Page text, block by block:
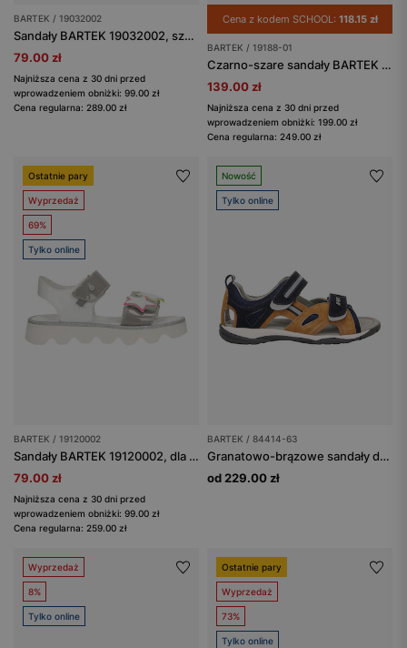
BARTEK / 19032002
Sandały BARTEK 19032002, szaro-niebieski
79.00 zł
Najniższa cena z 30 dni przed
wprowadzeniem obniżki: 99.00 zł
Cena regularna: 289.00 zł
Cena z kodem SCHOOL: 118.15 zł
BARTEK / 19188-01
Czarno-szare sandały BARTEK z zielonymi wstawkami 19188-01
139.00 zł
Najniższa cena z 30 dni przed
wprowadzeniem obniżki: 199.00 zł
Cena regularna: 249.00 zł
Ostatnie pary
Wyprzedaż
69%
Tylko online
BARTEK / 19120002
Sandały BARTEK 19120002, dla dziewcząt, szaro-biały
79.00 zł
Najniższa cena z 30 dni przed
wprowadzeniem obniżki: 99.00 zł
Cena regularna: 259.00 zł
Nowość
Tylko online
BARTEK / 84414-63
Granatowo-brązowe sandały dziecięce z naturalnej skóry BARTEK 84414-63
od 229.00 zł
Wyprzedaż
8%
Tylko online
Ostatnie pary
Wyprzedaż
73%
Tylko online